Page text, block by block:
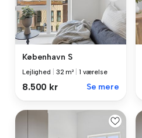
København S
Lejlighed 32 m² 1 værelse
8.500 kr Se mere